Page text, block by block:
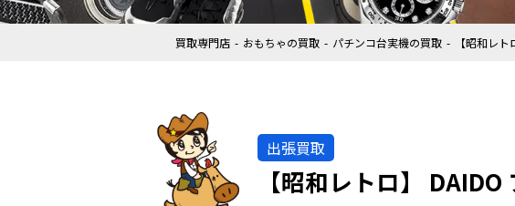
買取専門店 おもちゃの買取 パチンコ台実機の買取 【昭和レ
出張買取
【昭和レトロ】